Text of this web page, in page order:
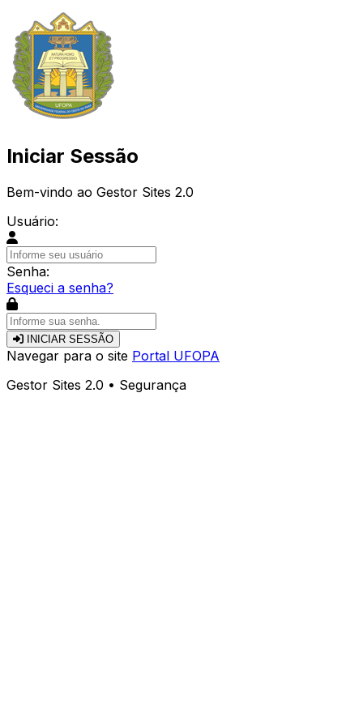
Iniciar Sessão
Bem-vindo ao Gestor Sites 2.0
Usuário:
Senha:
Esqueci a senha?
INICIAR SESSÃO
Navegar para o site Portal UFOPA
Gestor Sites 2.0 • Segurança